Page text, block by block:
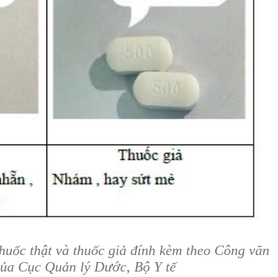
thật và thuốc giả đính kèm theo Công văn
Cục Quản lý Dước, Bộ Y tế